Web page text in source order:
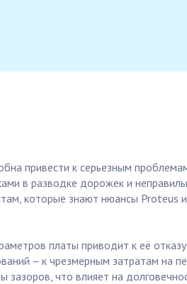
привести к серьезным
в разводке дорожек и
которые знают нюансы Proteus
платы приводит к её
– к чрезмерным затратам на
что влияет на